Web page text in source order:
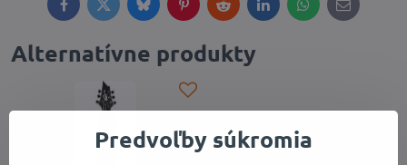
FacebookTwitterBlueskyPinterestReddit LinkedInWhatsApp
E-
mail
Alternatívne produkty
Predvoľby súkromia